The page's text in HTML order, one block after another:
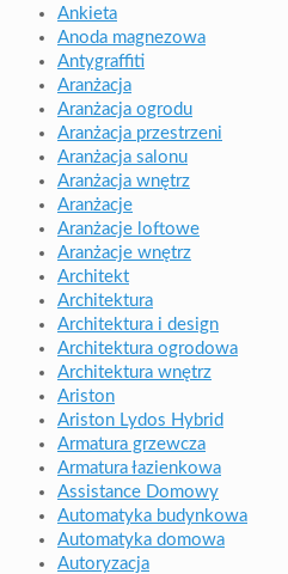
Ankieta
Anoda magnezowa
Antygraffiti
Aranżacja
Aranżacja ogrodu
Aranżacja przestrzeni
Aranżacja salonu
Aranżacja wnętrz
Aranżacje
Aranżacje loftowe
Aranżacje wnętrz
Architekt
Architektura
Architektura i design
Architektura ogrodowa
Architektura wnętrz
Ariston
Ariston Lydos Hybrid
Armatura grzewcza
Armatura łazienkowa
Assistance Domowy
Automatyka budynkowa
Automatyka domowa
Autoryzacja